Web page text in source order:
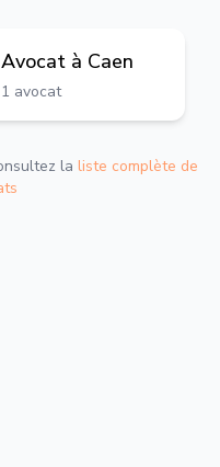
Avocat à Caen
1 avocat
la liste complète de